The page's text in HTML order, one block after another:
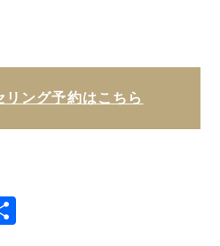
ング予約はこちら